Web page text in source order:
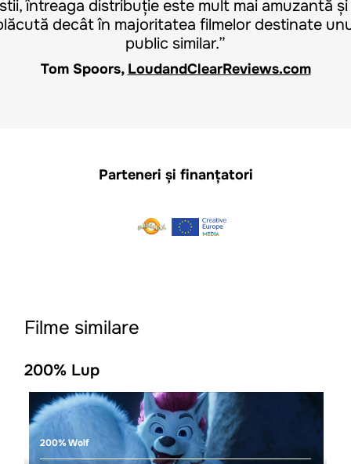
întreaga distribuție este mult mai amuzantă și
decât în majoritatea filmelor destinate
public similar.”
Tom Spoors, LoudandClearReviews.com
Parteneri și finanțatori
Filme similare
200% Lup
200% Wolf